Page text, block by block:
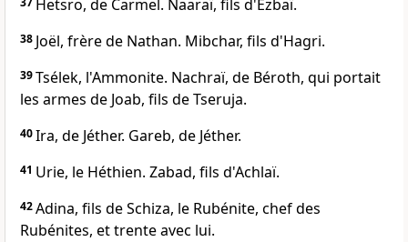
Hetsro, de Carmel. Naaraï, fils d'Ezbaï.
38 Joël, frère de Nathan. Mibchar, fils d'Hagri.
39Tsélek, l'Ammonite. Nachraï, de Béroth, qui portait
les armes de Joab, fils de Tseruja.
40Ira, de Jéther. Gareb, de Jéther.
41 Urie, le Héthien. Zabad, fils d'Achlaï.
42Adina, fils de Schiza, le Rubénite, chef des
Rubénites, et trente avec lui.